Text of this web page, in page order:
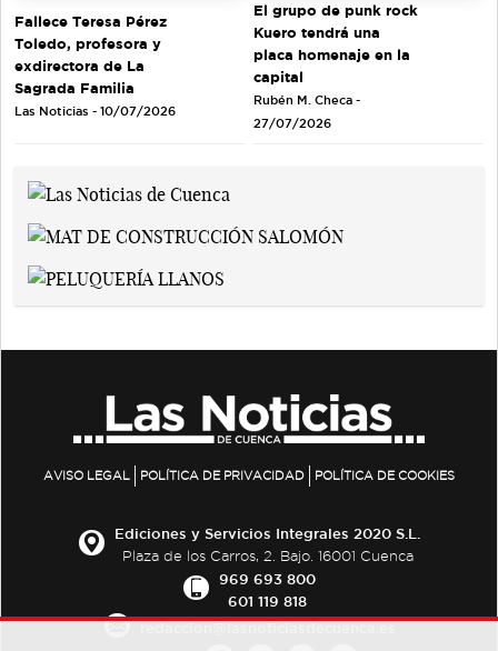
Fallece Teresa Pérez
Toledo, profesora y
exdirectora de La
Sagrada Familia
Las Noticias - 10/07/2026
El grupo de punk rock
Kuero tendrá una
placa homenaje en la
capital
Rubén M. Checa -
27/07/2026
AVISO LEGAL POLÍTICA DE PRIVACIDAD POLÍTICA DE COOKIES
Ediciones y Servicios Integrales 2020 S.L.
Plaza de los Carros, 2. Bajo. 16001 Cuenca
969 693 800
601 119 818